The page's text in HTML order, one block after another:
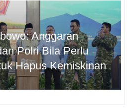
Anggaran
Polri Bila Perlu
Hapus Kemiskinan